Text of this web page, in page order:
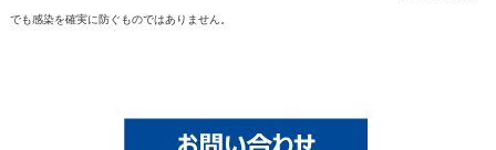
でも感染を確実に防ぐものではありません。